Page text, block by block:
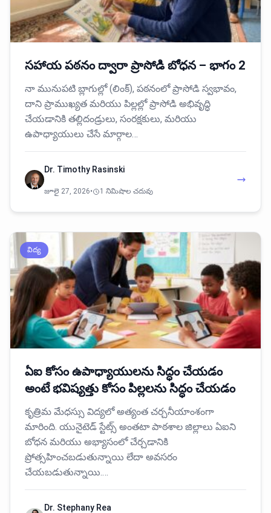
సహాయ పఠనం ద్వారా ప్రాసోడి బోధన – భాగం 2
నా మునుపటి బ్లాగుల్లో (లింక్), పఠనంలో ప్రాసోడి స్వభావం,
దాని ప్రాముఖ్యత మరియు పిల్లల్లో ప్రాసోడి అభివృద్ధి
చేయడానికి తల్లిదండ్రులు, సంరక్షకులు, మరియు
ఉపాధ్యాయులు చేసే మార్గాల…
Dr. Timothy Rasinski
జూలై 27, 2026• 1 నిమిషాల చదువు
విద్య
ఏఐ కోసం ఉపాధ్యాయులను సిద్ధం చేయడం
అంటే భవిష్యత్తు కోసం పిల్లలను సిద్ధం చేయడం
కృత్రిమ మేధస్సు విద్యలో అత్యంత చర్చనీయాంశంగా
మారింది. యునైటెడ్ స్టేట్స్ అంతటా పాఠశాల జిల్లాలు ఏఐని
బోధన మరియు అభ్యాసంలో చేర్చడానికి
ప్రోత్సహించబడుతున్నాయి లేదా అవసరం
చేయబడుతున్నాయి.…
Dr. Stephany Rea